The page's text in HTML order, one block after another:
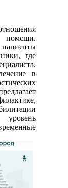
помощи.
где
в